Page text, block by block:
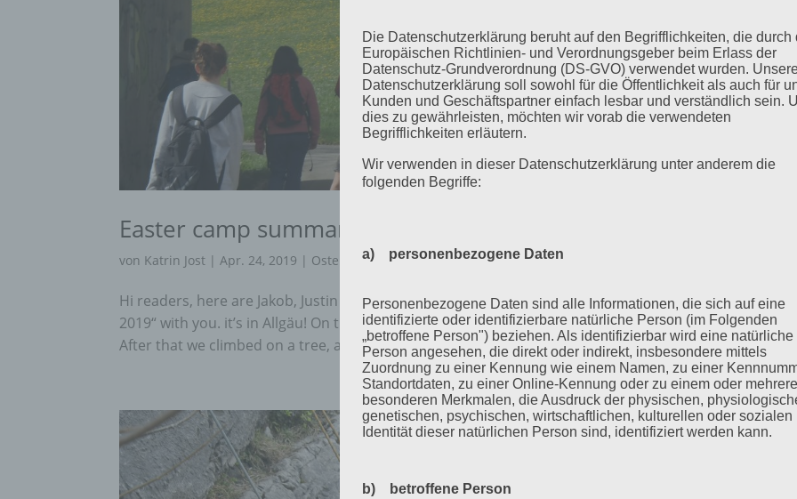
Easter camp summary from our Senior boys!
von Katrin Jost |Apr. 24, 2019 | Ostercamp
Hi readers, here are Jakob, Justin and Basti and we are going to share our adventures of „SprachCamp
2019“ with you. it’s in Allgäu! On the arriving day we played outdoor games to get to know new people.
After that we climbed on a tree, a very high...
Die Datenschutzerklärung beruht auf den Begrifflichkeiten, die durch
Europäischen Richtlinien- und Verordnungsgeber beim Erlass der
Datenschutz-Grundverordnung (DS-GVO) verwendet wurden.
Datenschutzerklärung soll sowohl für die Öffentlichkeit als auch für
Kunden und Geschäftspartner einfach lesbar und verständlich sein.
dies zu gewährleisten, möchten wir vorab die verwendeten
Begrifflichkeiten erläutern.
Wir verwenden in dieser Datenschutzerklärung unter anderem die
folgenden Begriffe:
a) personenbezogene Daten
Personenbezogene Daten sind alle Informationen, die sich auf eine
identifizierte oder identifizierbare natürliche Person (im Folgenden
„betroffene Person") beziehen. Als identifizierbar wird eine natürliche
Person angesehen, die direkt oder indirekt, insbesondere mittels
Zuordnung zu einer Kennung wie einem Namen, zu einer
Standortdaten, zu einer Online-Kennung oder zu einem oder
besonderen Merkmalen, die Ausdruck der physischen,
genetischen, psychischen, wirtschaftlichen, kulturellen oder sozialen
Identität dieser natürlichen Person sind, identifiziert werden kann.
b) betroffene Person